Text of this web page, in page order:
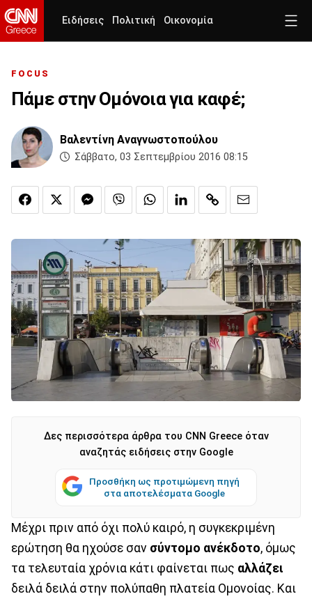
Ειδήσεις Πολιτική Οικονομία
FOCUS
Πάμε στην Ομόνοια για καφέ;
Βαλεντίνη Αναγνωστοπούλου
Σάββατο, 03 Σεπτεμβρίου 2016 08:15
Δες περισσότερα άρθρα του CNN Greece όταν
αναζητάς ειδήσεις στην Google
Προσθήκη ως προτιμώμενη πηγή
στα αποτελέσματα Google
Μέχρι πριν από όχι πολύ καιρό, η συγκεκριμένη
ερώτηση θα ηχούσε σαν σύντομο ανέκδοτο, όμως
τα τελευταία χρόνια κάτι φαίνεται πως αλλάζει
δειλά δειλά στην πολύπαθη πλατεία Ομονοίας. Και